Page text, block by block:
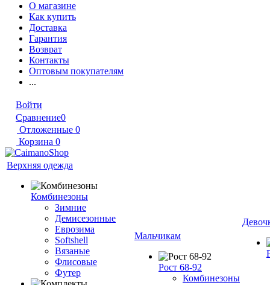
О магазине
Как купить
Доставка
Гарантия
Возврат
Контакты
Оптовым покупателям
...
Войти
Сравнение0
Отложенные 0
Корзина 0
Верхняя одежда
Комбинезоны
Зимние
Демисезонные
Еврозима
Softshell
Вязаные
Флисовые
Футер
Мальчикам
Рост 68-92
Комбинезоны